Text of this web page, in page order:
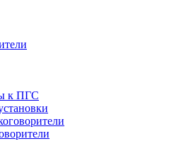
к ПГС